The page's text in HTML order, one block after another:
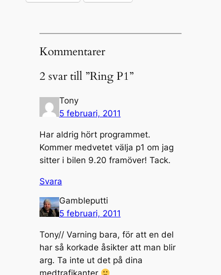
Kommentarer
2 svar till ”Ring P1”
Tony
5 februari, 2011
Har aldrig hört programmet.
Kommer medvetet välja p1 om jag
sitter i bilen 9.20 framöver! Tack.
Svara
Gambleputti
5 februari, 2011
Tony// Varning bara, för att en del
har så korkade åsikter att man blir
arg. Ta inte ut det på dina